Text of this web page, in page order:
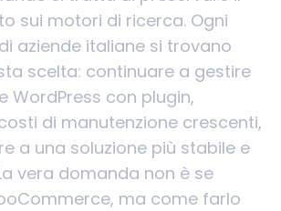
sui motori di ricerca. Ogni
aziende italiane si trovano
scelta: continuare a gestire
WordPress con plugin,
di manutenzione crescenti,
a una soluzione più stabile e
vera domanda non è se
ma come farlo